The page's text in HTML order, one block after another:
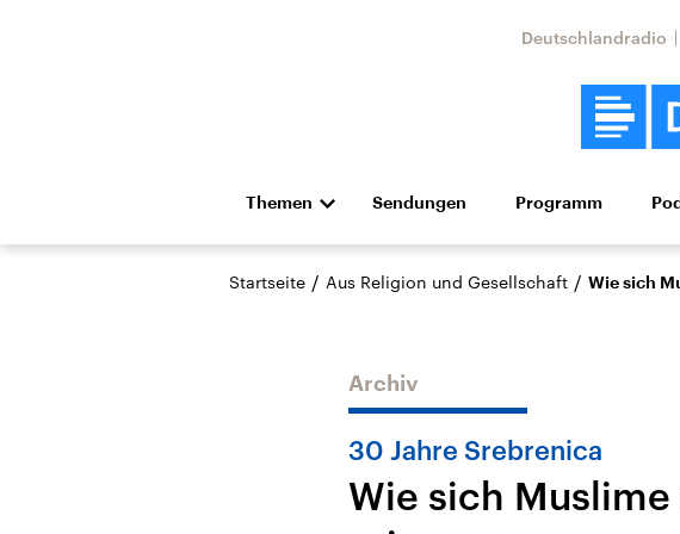
Deutschlandradio
Themen
Die Nachrichten Politik Wirtschaft
Hörspiel und Feature Musik
Landtagswahl Sachsen-
USA
Sendungen Programm
Startseite / Aus Religion und Gesellschaft / Wie sich
Archiv
30 Jahre Srebrenica
Wie sich